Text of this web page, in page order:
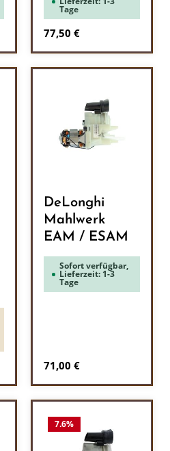
Tage
Regulärer Preis:
77,50 €
DeLonghi
Mahlwerk
EAM / ESAM
Sofort verfügbar,
Lieferzeit: 1-3
Tage
Regulärer Preis:
71,00 €
7.6%